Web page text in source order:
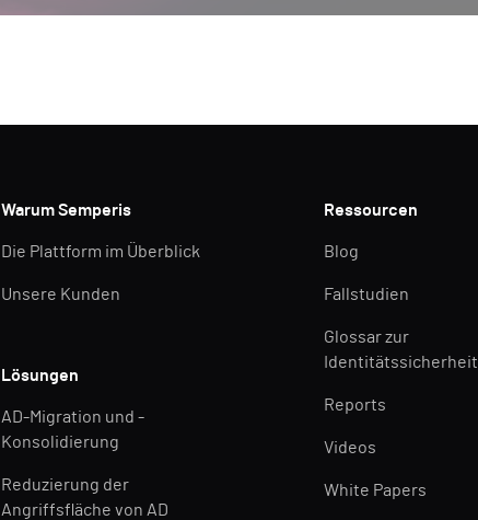
Warum Semperis
Die Plattform im Überblick
Unsere Kunden
Lösungen
AD-Migration und -
Konsolidierung
Reduzierung der
Angriffsfläche von AD
Ressourcen
Blog
Fallstudien
Glossar zur
Identitätssicherheit
Reports
Videos
White Papers